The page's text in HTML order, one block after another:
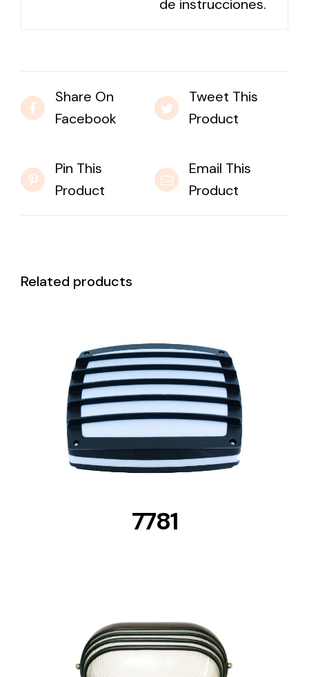
de instrucciones.
Share On
Facebook
Tweet This
Product
Pin This
Product
Email This
Product
Related products
DETAILS
7781